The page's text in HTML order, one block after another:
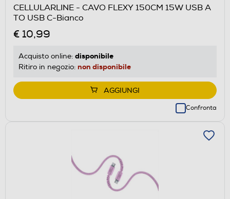
CELLULARLINE - CAVO FLEXY 150CM 15W USB A
TO USB C-Bianco
€ 10,99
Acquisto online: disponibile
Ritiro in negozio: non disponibile
AGGIUNGI
Confronta